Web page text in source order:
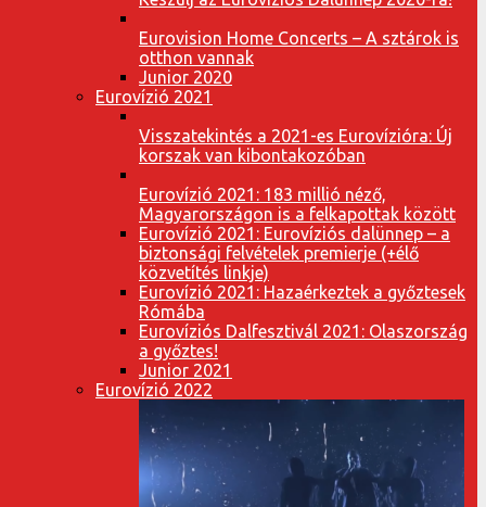
Eurovision Home Concerts – A sztárok is
otthon vannak
Junior 2020
Eurovízió 2021
Visszatekintés a 2021-es Eurovízióra: Új
korszak van kibontakozóban
Eurovízió 2021: 183 millió néző,
Magyarországon is a felkapottak között
Eurovízió 2021: Eurovíziós dalünnep – a
biztonsági felvételek premierje (+élő
közvetítés linkje)
Eurovízió 2021: Hazaérkeztek a győztesek
Rómába
Eurovíziós Dalfesztivál 2021: Olaszország
a győztes!
Junior 2021
Eurovízió 2022